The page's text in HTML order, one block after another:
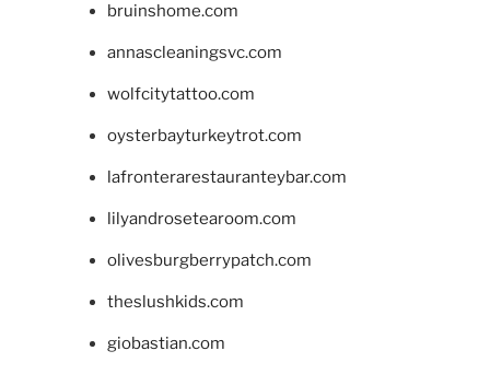
bruinshome.com
annascleaningsvc.com
wolfcitytattoo.com
oysterbayturkeytrot.com
lafronterarestauranteybar.com
lilyandrosetearoom.com
olivesburgberrypatch.com
theslushkids.com
giobastian.com